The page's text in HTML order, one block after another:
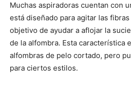
Muchas aspiradoras cuentan con
está diseñado para agitar las
objetivo de ayudar a aflojar la
de la alfombra. Esta característica
alfombras de pelo cortado, pero
para ciertos estilos.